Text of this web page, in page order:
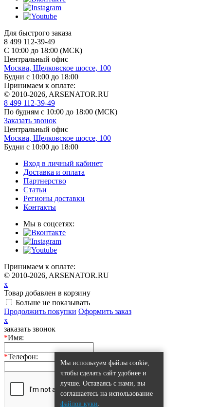
Мы используем файлы cookie,
чтобы сделать сайт удобнее и
лучше. Оставаясь с нами, вы
соглашаетесь на использование
файлов куки.
Для быстрого заказа
8 499 112-39-49
С 10:00 до 18:00 (МСК)
Центральный офис
Москва, Щелковское шоссе, 100
Будни с 10:00 до 18:00
Принимаем к оплате:
© 2010-2026, ARSENATOR.RU
8 499 112-39-49
По будням с 10:00 до 18:00 (МСК)
Заказать звонок
Центральный офис
Москва, Щелковское шоссе, 100
Будни с 10:00 до 18:00
Вход в личный кабинет
Доставка и оплата
Партнерство
Статьи
Регионы доставки
Контакты
Мы в соцсетях:
Принимаем к оплате:
© 2010-2026, ARSENATOR.RU
x
Товар добавлен в корзину
Больше не показывать
Продолжить покупки Оформить заказ
x
заказать звонок
*Имя:
*Телефон: